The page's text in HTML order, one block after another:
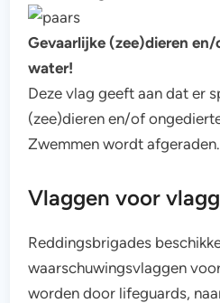
Gevaarlijke (zee)dieren
water!
Deze vlag geeft aan dat er
(zee)dieren en/of
Zwemmen wordt afgeraden.
Vlaggen voor
Reddingsbrigades
waarschuwingsvlaggen
worden door lifeguards,